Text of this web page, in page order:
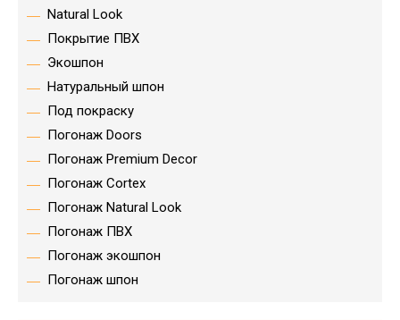
Natural Look
Покрытие ПВХ
Экошпон
Натуральный шпон
Под покраску
Погонаж Doors
Погонаж Premium Decor
Погонаж Cortex
Погонаж Natural Look
Погонаж ПВХ
Погонаж экошпон
Погонаж шпон